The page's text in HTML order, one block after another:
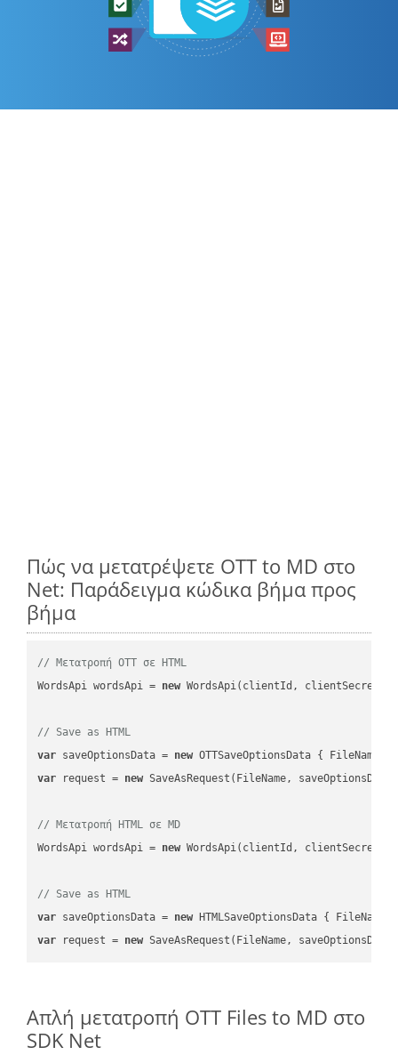
Πώς να μετατρέψετε OTT to MD στο
Net: Παράδειγμα κώδικα βήμα προς
βήμα
// Μετατροπή OTT σε HTML
WordsApi wordsApi = new WordsApi(clientId, clientSecret);
// Save as HTML
var saveOptionsData = new OTTSaveOptionsData { FileName =
var request = new SaveAsRequest(FileName,
// Μετατροπή HTML σε MD
WordsApi wordsApi = new WordsApi(clientId, clientSecret);
// Save as HTML
var saveOptionsData = new HTMLSaveOptionsData { FileName
var request = new
Απλή μετατροπή OTT Files to MD στο
SDK Net